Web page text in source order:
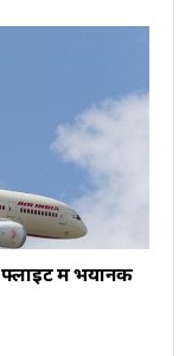
फ्लाइट में भयानक